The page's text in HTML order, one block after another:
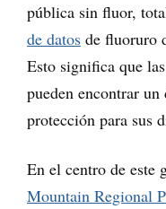
pública sin fluor,
de datos de fluoruro
Esto significa que
pueden encontrar
protección para sus
En el centro de este
Mountain Regional